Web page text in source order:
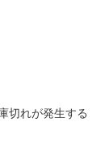
切れが発生する